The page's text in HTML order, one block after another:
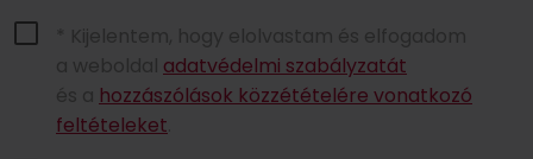
* Kijelentem, hogy elolvastam és elfogadom
a weboldal adatvédelmi szabályzatát
és a hozzászólások közzétételére vonatkozó
feltételeket